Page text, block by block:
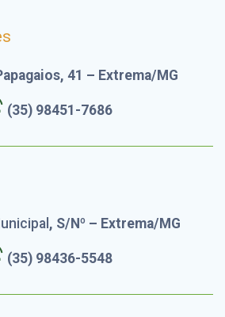
41 – Extrema/MG
(35) 98451-7686
, S/Nº – Extrema/MG
(35) 98436-5548